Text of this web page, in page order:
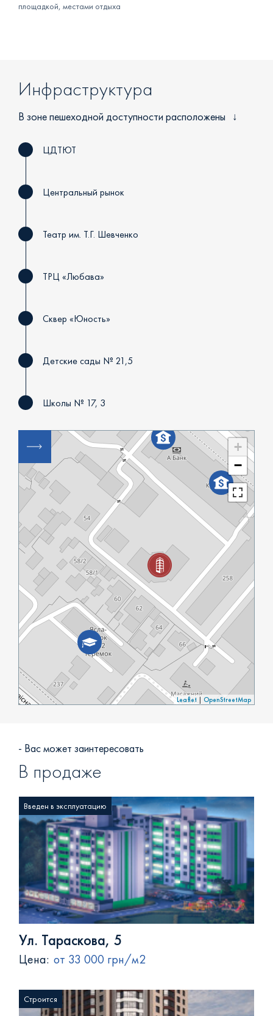
площадкой, местами отдыха
Инфраструктура
В зоне пешеходной доступности расположены
ЦДТЮТ
Центральный рынок
Театр им. Т.Г. Шевченко
ТРЦ «Любава»
Сквер «Юность»
Детские сады № 21,5
Школы № 17, 3
+
−
Leaflet | OpenStreetMap
- Вас может заинтересовать
В продаже
Введен в эксплуатацию
Ул. Тараскова, 5
Цена: от 33 000 грн/м2
Строится